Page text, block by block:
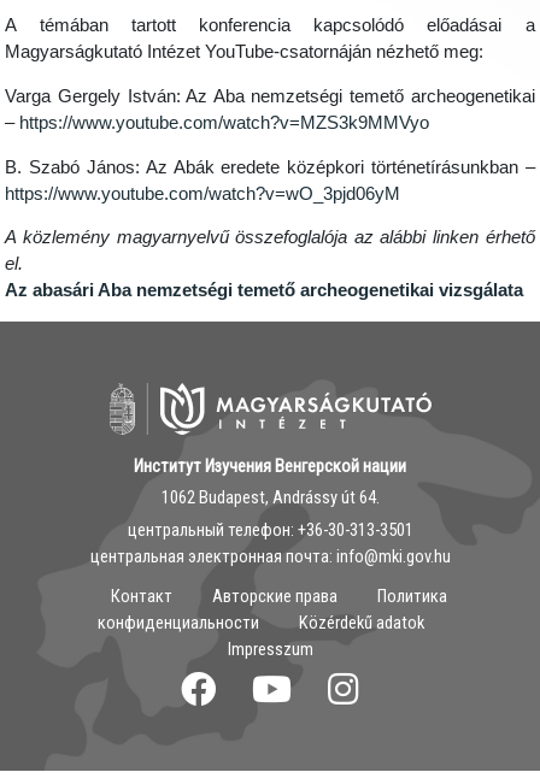
A témában tartott konferencia kapcsolódó előadásai a
Magyarságkutató Intézet YouTube-csatornáján nézhető meg:
Varga Gergely István: Az Aba nemzetségi temető archeogenetikai
– https://www.youtube.com/watch?v=MZS3k9MMVyo
B. Szabó János: Az Abák eredete középkori történetírásunkban –
https://www.youtube.com/watch?v=wO_3pjd06yM
A közlemény magyarnyelvű összefoglalója az alábbi linken érhető
el.
Az abasári Aba nemzetségi temető archeogenetikai vizsgálata
Институт Изучения Венгерской нации
1062 Budapest, Andrássy út 64.
центральный телефон: ‭+36-30-313-3501
центральная электронная почта: info@mki.gov.hu
Контакт
Авторские права
Политика
конфиденциальности
Közérdekű adatok
Impresszum